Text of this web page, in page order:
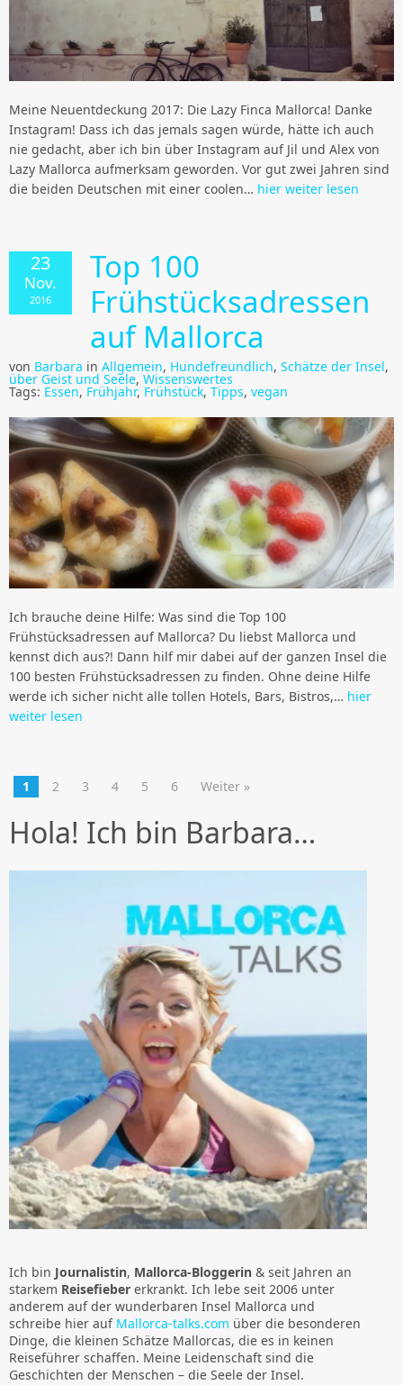
Meine Neuentdeckung 2017: Die Lazy Finca Mallorca! Danke
Instagram! Dass ich das jemals sagen würde, hätte ich auch
nie gedacht, aber ich bin über Instagram auf Jil und Alex von
Lazy Mallorca aufmerksam geworden. Vor gut zwei Jahren sind
die beiden Deutschen mit einer coolen… hier weiter lesen
23
Nov.
2016
Top 100
Frühstücksadressen
auf Mallorca
von Barbara in Allgemein, Hundefreundlich, Schätze der Insel,
über Geist und Seele, Wissenswertes
Tags: Essen, Frühjahr, Frühstück, Tipps, vegan
Ich brauche deine Hilfe: Was sind die Top 100
Frühstücksadressen auf Mallorca? Du liebst Mallorca und
kennst dich aus?! Dann hilf mir dabei auf der ganzen Insel die
100 besten Frühstücksadressen zu finden. Ohne deine Hilfe
werde ich sicher nicht alle tollen Hotels, Bars, Bistros,… hier
weiter lesen
1 2 3 4 5 6 Weiter »
Hola! Ich bin Barbara…
Ich bin Journalistin, Mallorca-Bloggerin & seit Jahren an
starkem Reisefieber erkrankt. Ich lebe seit 2006 unter
anderem auf der wunderbaren Insel Mallorca und
schreibe hier auf Mallorca-talks.com über die besonderen
Dinge, die kleinen Schätze Mallorcas, die es in keinen
Reiseführer schaffen. Meine Leidenschaft sind die
Geschichten der Menschen – die Seele der Insel.